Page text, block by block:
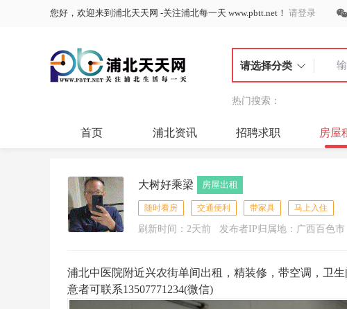
您好，欢迎来到浦北天天网 -关注浦北每一天 www.pbtt.net！ 请登录
请选择分类
热门搜索：
首页 浦北资讯 招聘求职 房屋
大树好乘梁 房屋出租
随时看房 交通便利 带家具 马上入住
刷新时间：2天前 发布者IP归属地：广西百色市
浦北中医院附近兴农街单间出租，精装修，带空调，卫
意者可联系13507771234(微信)